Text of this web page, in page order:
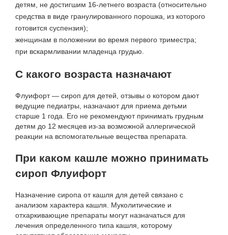
детям, не достигшим 16-летнего возраста (относительно
средства в виде гранулированного порошка, из которого
готовится суспензия);
женщинам в положении во время первого триместра;
при вскармливании младенца грудью.
С какого возраста назначают
Флуифорт — сироп для детей, отзывы о котором дают
ведущие педиатры, назначают для приема детьми
старше 1 года. Его не рекомендуют принимать грудным
детям до 12 месяцев из-за возможной аллергической
реакции на вспомогательные вещества препарата.
При каком кашле можно принимать
сироп Флуифорт
Назначение сиропа от кашля для детей связано с
анализом характера кашля. Муколитические и
отхаркивающие препараты могут назначаться для
лечения определенного типа кашля, которому